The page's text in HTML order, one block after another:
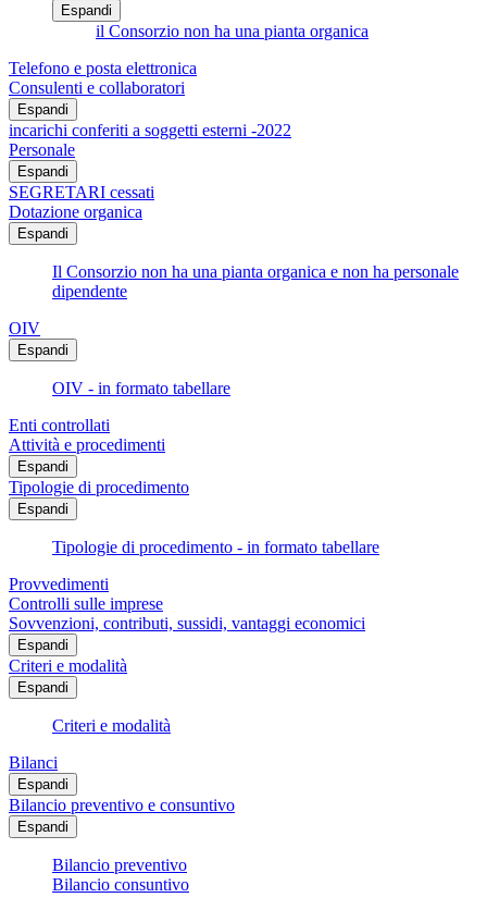
Espandi
il Consorzio non ha una pianta organica
Telefono e posta elettronica
Consulenti e collaboratori
Espandi
incarichi conferiti a soggetti esterni -2022
Personale
Espandi
SEGRETARI cessati
Dotazione organica
Espandi
Il Consorzio non ha una pianta organica e non ha personale
dipendente
OIV
Espandi
OIV - in formato tabellare
Enti controllati
Attività e procedimenti
Espandi
Tipologie di procedimento
Espandi
Tipologie di procedimento - in formato tabellare
Provvedimenti
Controlli sulle imprese
Sovvenzioni, contributi, sussidi, vantaggi economici
Espandi
Criteri e modalità
Espandi
Criteri e modalità
Bilanci
Espandi
Bilancio preventivo e consuntivo
Espandi
Bilancio preventivo
Bilancio consuntivo